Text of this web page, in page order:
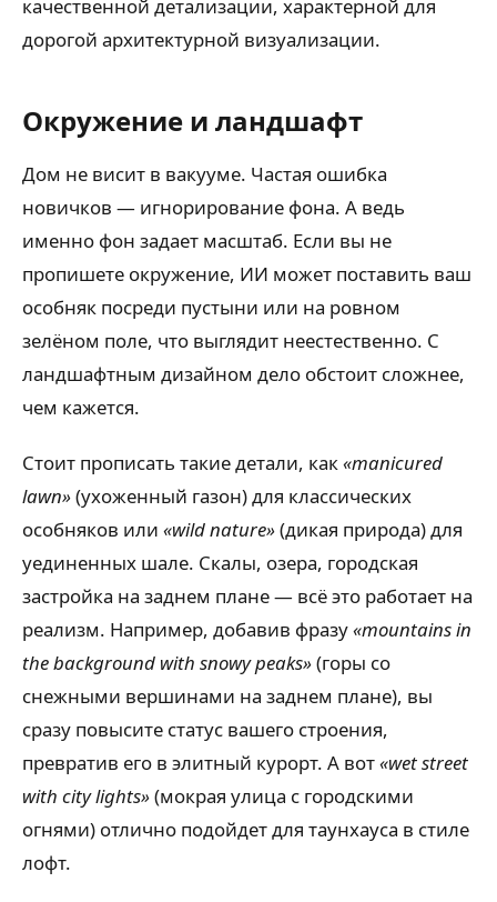
качественной детализации, характерной для
дорогой архитектурной визуализации.
Окружение и ландшафт
Дом не висит в вакууме. Частая ошибка
новичков — игнорирование фона. А ведь
именно фон задает масштаб. Если вы не
пропишете окружение, ИИ может поставить ваш
особняк посреди пустыни или на ровном
зелёном поле, что выглядит неестественно. С
ландшафтным дизайном дело обстоит сложнее,
чем кажется.
Стоит прописать такие детали, как«manicured
lawn»(ухоженный газон) для классических
особняков или «wild nature»(дикая природа) для
уединенных шале. Скалы, озера, городская
застройка на заднем плане — всё это работает на
реализм. Например, добавив фразу«mountains in
the background with snowy peaks»(горы со
снежными вершинами на заднем плане), вы
сразу повысите статус вашего строения,
превратив его в элитный курорт. А вот«wet street
with city lights»(мокрая улица с городскими
огнями) отлично подойдет для таунхауса в стиле
лофт.